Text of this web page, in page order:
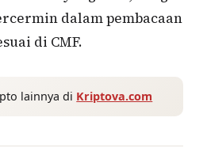
dalam pembacaan
di CMF.
lainnya di Kriptova.com